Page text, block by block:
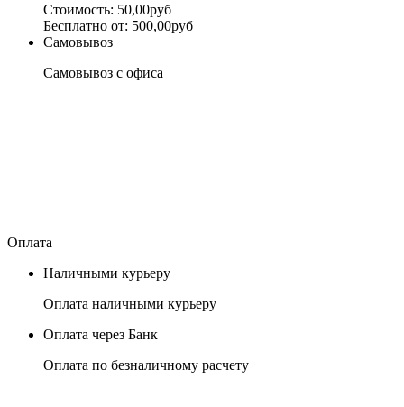
Стоимость: 50,00руб
Бесплатно от: 500,00руб
Самовывоз
Самовывоз с офиса
Оплата
Наличными курьеру
Оплата наличными курьеру
Оплата через Банк
Оплата по безналичному расчету